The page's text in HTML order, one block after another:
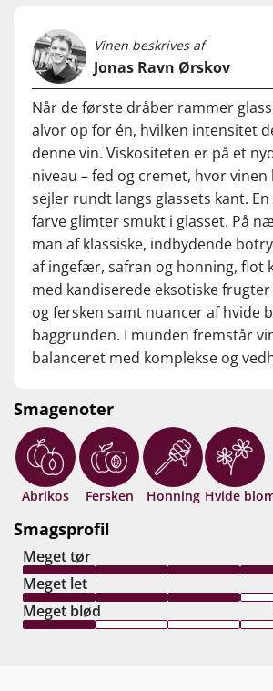
Vinen beskrives af
Jonas Ravn Ørskov
Når de første dråber rammer
alvor op for én, hvilken intensitet
denne vin. Viskositeten er på et
niveau – fed og cremet, hvor
sejler rundt langs glassets kant.
farve glimter smukt i glasset. På
man af klassiske, indbydende
af ingefær, safran og honning, flot
med kandiserede eksotiske
og fersken samt nuancer af hvide
baggrunden. I munden fremstår
balanceret med komplekse og
kompleksitet, intensitet, balance og
håndværksmæssig kvalitet i skøn
nu – eller gem i +15 år fra høståret.
Smagenoter
Abrikos Fersken Honning Hvide
Smagsprofil
Meget tør
Meget let
Meget blød